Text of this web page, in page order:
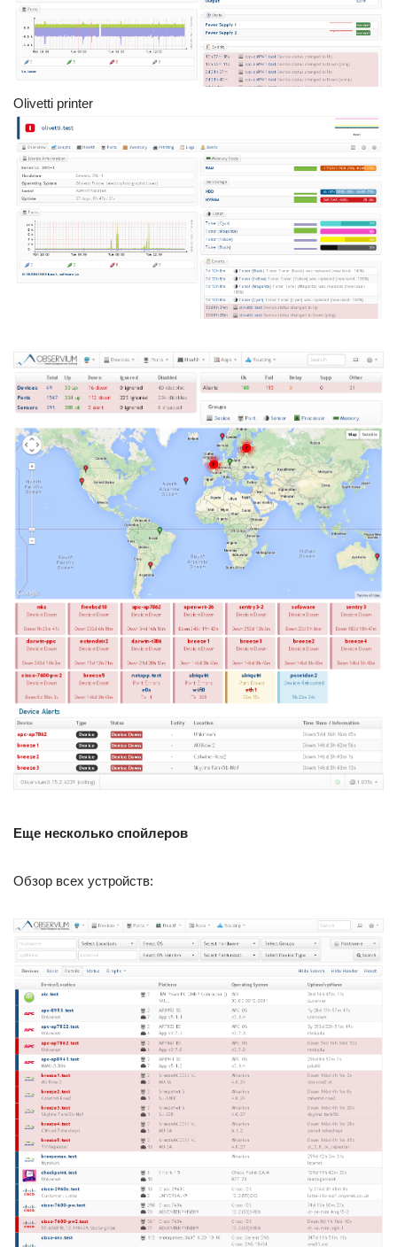
Olivetti printer
Еще несколько спойлеров
Обзор всех устройств: